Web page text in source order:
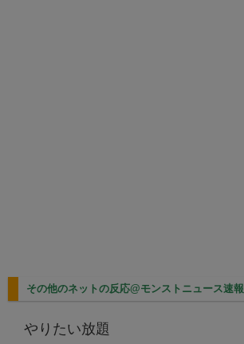
その他のネットの反応@モンストニュース速報
やりたい放題